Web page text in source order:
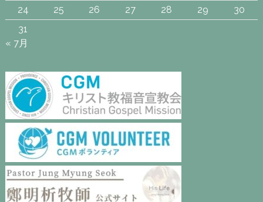
24
25 26 27 28 29
30
31
« 7月